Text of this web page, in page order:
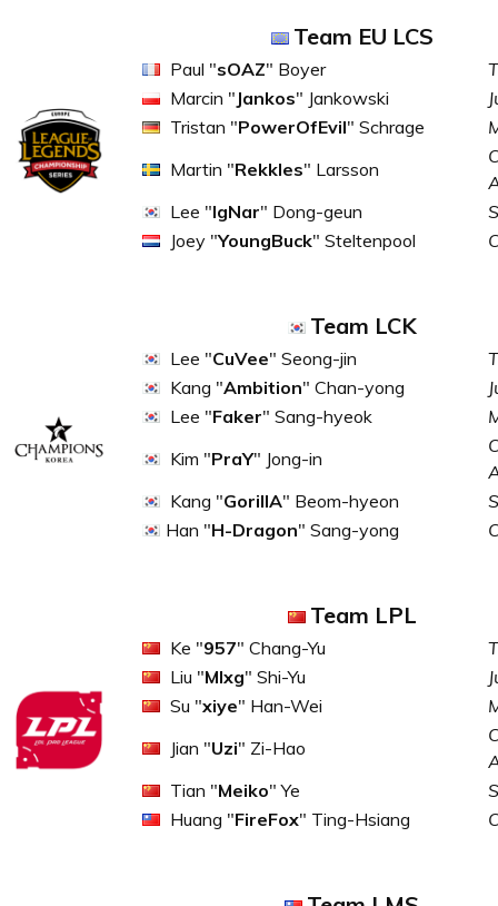
Team EU LCS
Paul "sOAZ" Boyer
Marcin " Jankos" Jankowski
Tristan "PowerOfEvil" Schrage
Martin "Rekkles" Larsson
Lee "IgNar" Dong-geun
Joey "YoungBuck" Steltenpool
Team LCK
Lee "CuVee" Seong-jin
Kang "Ambition" Chan-yong
Lee "Faker" Sang-hyeok
Kim "PraY" Jong-in
Kang "GorillA" Beom-hyeon
Han "H-Dragon" Sang-yong
Team LPL
Ke "957" Chang-Yu
Liu "Mlxg" Shi-Yu
Su "xiye" Han-Wei
Jian "Uzi" Zi-Hao
Tian "Meiko" Ye
Huang "FireFox" Ting-Hsiang